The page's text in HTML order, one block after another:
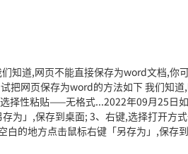
知道,网页不能直接保存为word文档,你
网页保存为word的方法如下 我们知道
择性粘贴——无格式...2022年09月25日
为」,保存到桌面; 3、右键,选择打开方
的地方点击鼠标右键「另存为」,保存到